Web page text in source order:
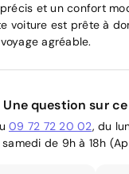
et un confort
voiture est prête à
agréable.
Une question sur
09 72 72 20 02, du
de 9h à 18h